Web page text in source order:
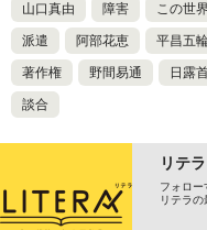
山口真由 障害 この世
派遣 阿部花恵 平昌五
著作権 野間易通 日露
談合
リテ
フォロー
リテラの